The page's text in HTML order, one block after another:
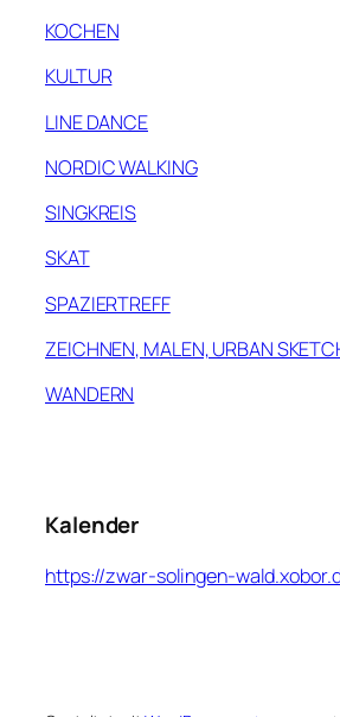
KOCHEN
KULTUR
LINE DANCE
NORDIC WALKING
SINGKREIS
SKAT
SPAZIERTREFF
ZEICHNEN, MALEN, URBAN
WANDERN
Kalender
https://zwar-solingen-